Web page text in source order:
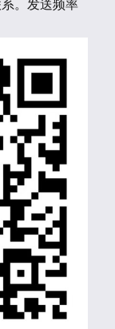
。发送频率